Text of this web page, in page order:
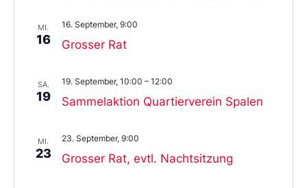
MI.
16 Grosser Rat
16. September, 9:00
SA.
19 Sammelaktion Quartierverein Spalen
19. September, 10:00 – 12:00
MI.
23 Grosser Rat, evtl. Nachtsitzung
23. September, 9:00